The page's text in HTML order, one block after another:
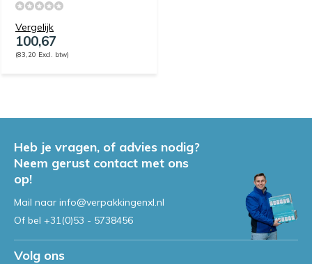
Vergelijk
100,67
(83,20 Excl. btw)
Heb je vragen, of advies nodig?
Neem gerust contact met ons
op!
Mail naar info@verpakkingenxl.nl
Of bel +31(0)53 - 5738456
Volg ons